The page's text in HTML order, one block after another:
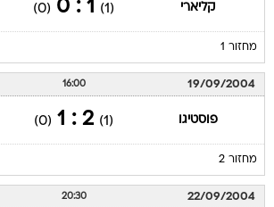
קליארי (1)
1 : 0
(0)
מחזור 1
19/09/2004
16:00
פוסטיגו (1)
2 : 1
(0)
מחזור 2
22/09/2004
20:30